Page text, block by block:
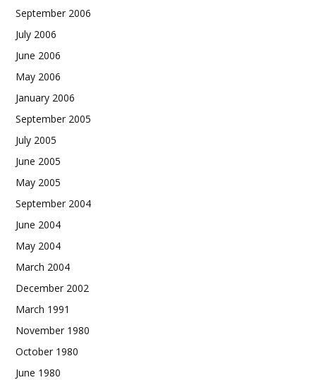
September 2006
July 2006
June 2006
May 2006
January 2006
September 2005
July 2005
June 2005
May 2005
September 2004
June 2004
May 2004
March 2004
December 2002
March 1991
November 1980
October 1980
June 1980